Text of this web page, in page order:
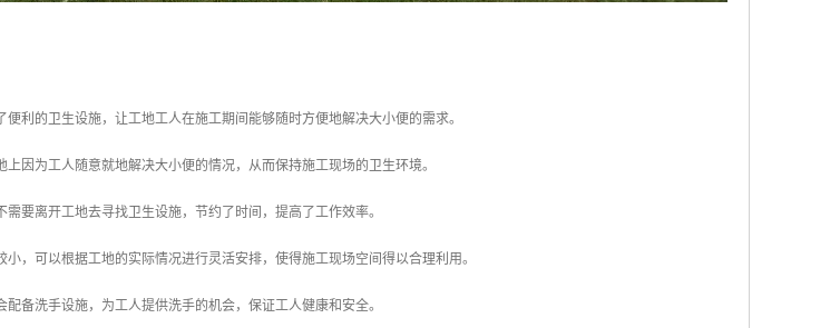
利的卫生设施，让工地工人在施工期间能够随时方便地解决大小便的需求。
因为工人随意就地解决大小便的情况，从而保持施工现场的卫生环境。
要离开工地去寻找卫生设施，节约了时间，提高了工作效率。
，可以根据工地的实际情况进行灵活安排，使得施工现场空间得以合理利用。
备洗手设施，为工人提供洗手的机会，保证工人健康和安全。